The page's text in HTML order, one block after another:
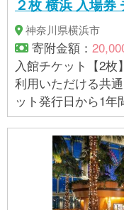
白、バター、卵黄
オバター、小麦粉
環状オリゴ糖、香
豆を含む) 【賞味期限】 発送日から約10日程度 保存
方法：直射日光、
いところで保存して下
ルギー】 小麦、卵、乳、大豆 ※
各事業者の指定に
を保証するもので
ざいましたら事業
２枚 横浜 入場券
神奈川県横浜市
寄附金額：
入館チケット【2
利用いただける共通券となり
ット発行日から1年